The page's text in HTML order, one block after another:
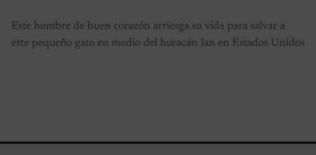
Este hombre de buen corazón arriesga su vida para salvar a
este pequeño gato en medio del huracán Ian en Estados Unidos